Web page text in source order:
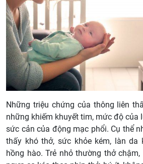
Những triệu chứng của thông liên
những khiếm khuyết tim, mức độ của
sức cản của động mạc phổi. Cụ thể
thấy khó thở, sức khỏe kém, làn da
hồng hào. Trẻ nhỏ thường thở